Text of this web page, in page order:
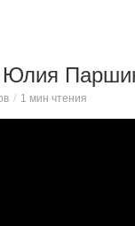
Юлия
1 мин чтения